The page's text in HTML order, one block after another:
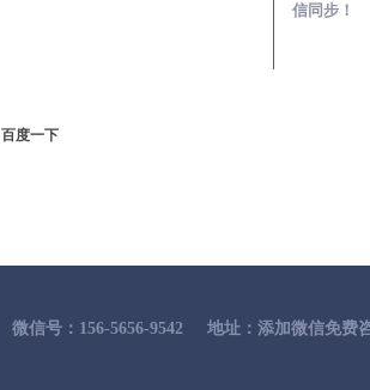
百度一下
微信号：156-5656-9542 地址：添加微信免费